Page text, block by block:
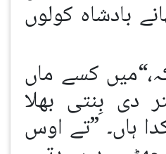
بادشاہ کولوں
کسے ماں
دی بِنتی بھلا
ہاں۔ ”تے اوس